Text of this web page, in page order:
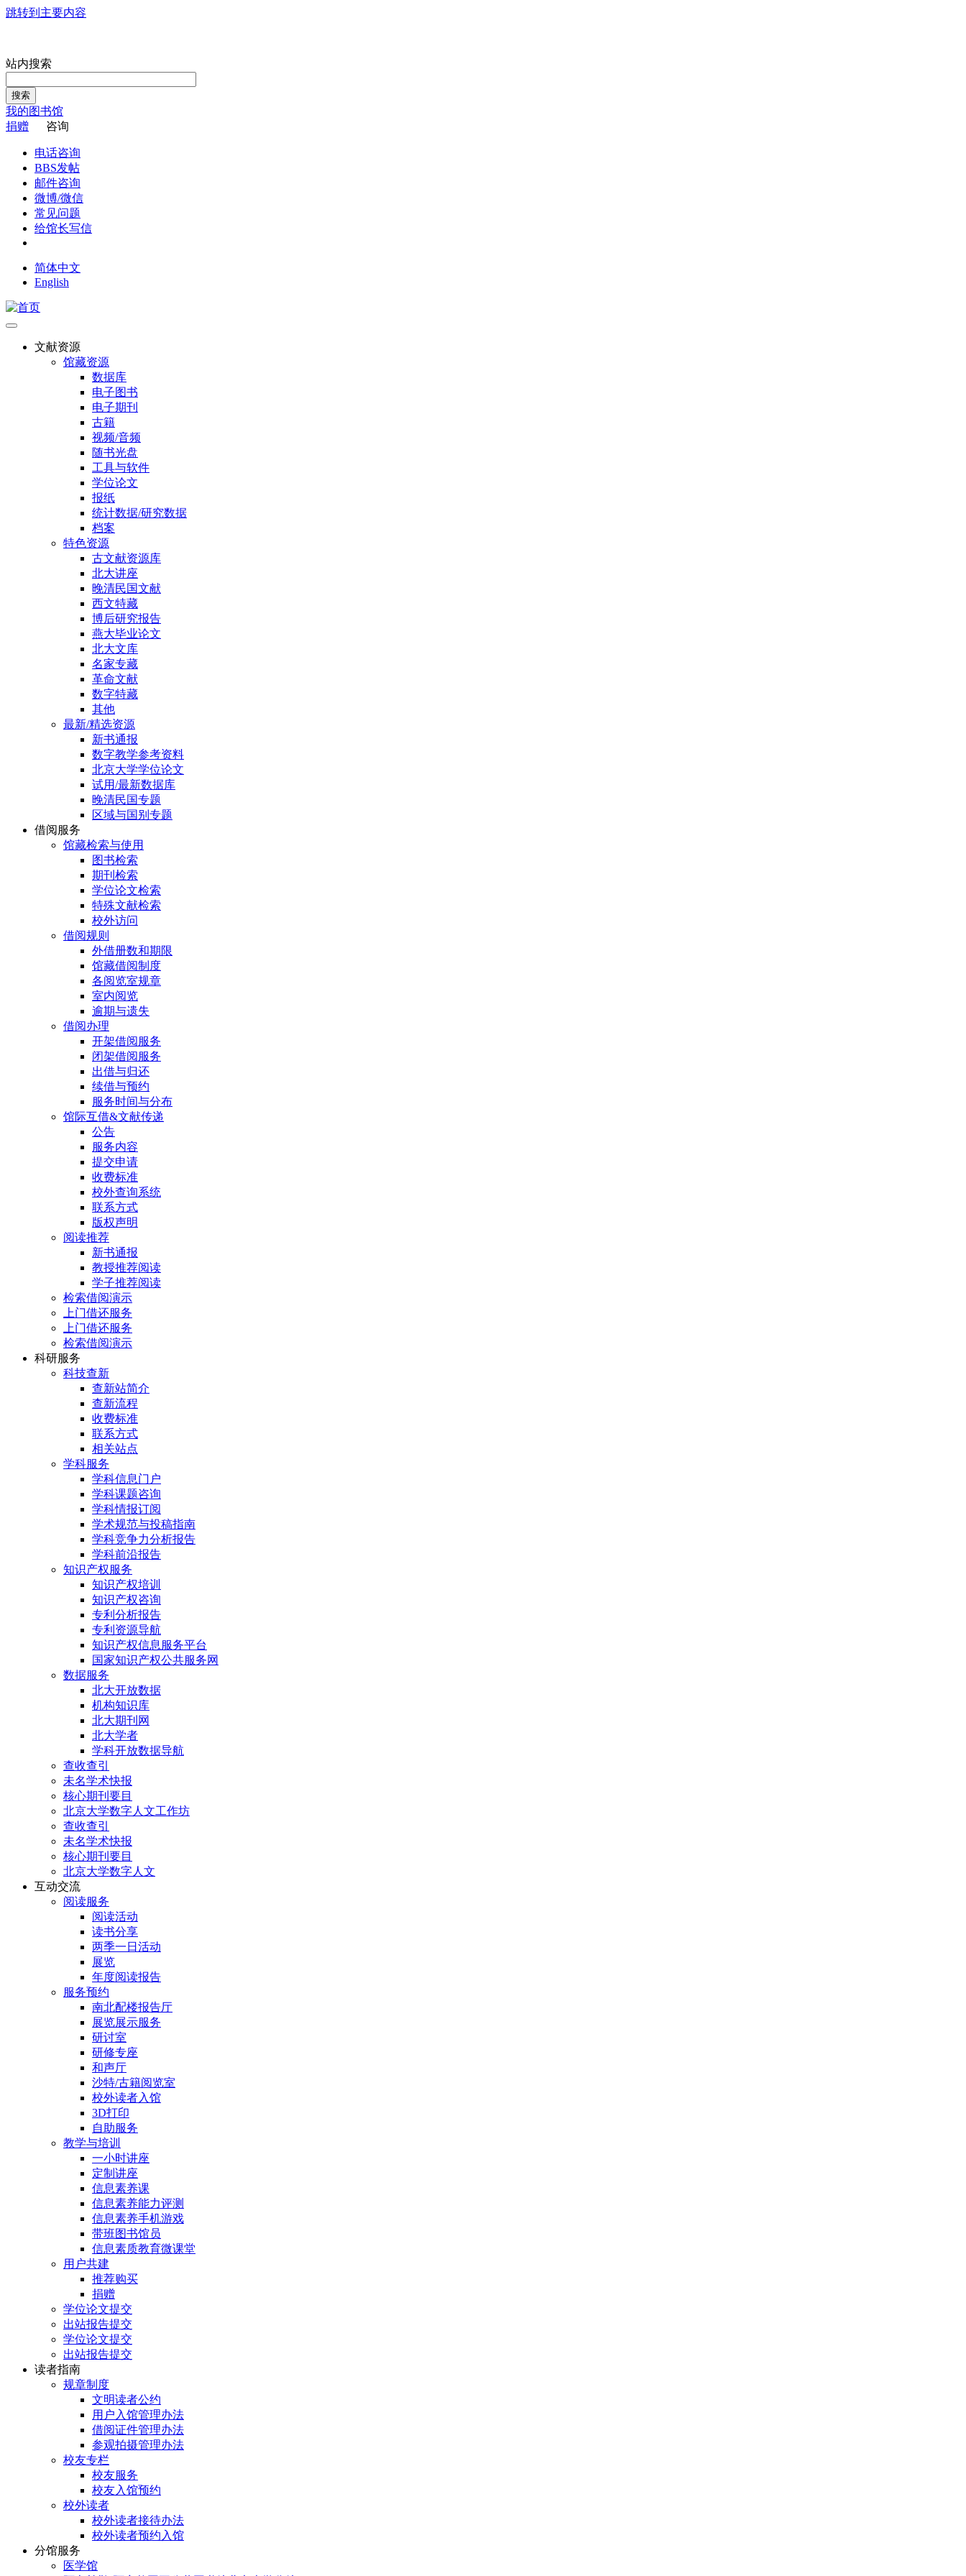
跳转到主要内容
站内搜索
搜索
我的图书馆
捐赠
咨询
电话咨询
BBS发帖
邮件咨询
微博/微信
常见问题
给馆长写信
简体中文
English
文献资源
馆藏资源
数据库
电子图书
电子期刊
古籍
视频/音频
随书光盘
工具与软件
学位论文
报纸
统计数据/研究数据
档案
特色资源
古文献资源库
北大讲座
晚清民国文献
西文特藏
博后研究报告
燕大毕业论文
北大文库
名家专藏
革命文献
数字特藏
其他
最新/精选资源
新书通报
数字教学参考资料
北京大学学位论文
试用/最新数据库
晚清民国专题
区域与国别专题
借阅服务
馆藏检索与使用
图书检索
期刊检索
学位论文检索
特殊文献检索
校外访问
借阅规则
外借册数和期限
馆藏借阅制度
各阅览室规章
室内阅览
逾期与遗失
借阅办理
开架借阅服务
闭架借阅服务
出借与归还
续借与预约
服务时间与分布
馆际互借&文献传递
公告
服务内容
提交申请
收费标准
校外查询系统
联系方式
版权声明
阅读推荐
新书通报
教授推荐阅读
学子推荐阅读
检索借阅演示
上门借还服务
上门借还服务
检索借阅演示
科研服务
科技查新
查新站简介
查新流程
收费标准
联系方式
相关站点
学科服务
学科信息门户
学科课题咨询
学科情报订阅
学术规范与投稿指南
学科竞争力分析报告
学科前沿报告
知识产权服务
知识产权培训
知识产权咨询
专利分析报告
专利资源导航
知识产权信息服务平台
国家知识产权公共服务网
数据服务
北大开放数据
机构知识库
北大期刊网
北大学者
学科开放数据导航
查收查引
未名学术快报
核心期刊要目
北京大学数字人文工作坊
查收查引
未名学术快报
核心期刊要目
北京大学数字人文
互动交流
阅读服务
阅读活动
读书分享
两季一日活动
展览
年度阅读报告
服务预约
南北配楼报告厅
展览展示服务
研讨室
研修专座
和声厅
沙特/古籍阅览室
校外读者入馆
3D打印
自助服务
教学与培训
一小时讲座
定制讲座
信息素养课
信息素养能力评测
信息素养手机游戏
带班图书馆员
信息素质教育微课堂
用户共建
推荐购买
捐赠
学位论文提交
出站报告提交
学位论文提交
出站报告提交
读者指南
规章制度
文明读者公约
用户入馆管理办法
借阅证件管理办法
参观拍摄管理办法
校友专栏
校友服务
校友入馆预约
校外读者
校外读者接待办法
校外读者预约入馆
分馆服务
医学馆